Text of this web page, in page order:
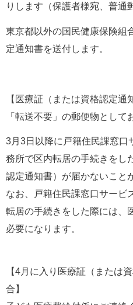
りします（保護者様宛、普通
東京都以外の国民健康保険組
定通知書を送付します。
【医療証（または資格認定
「転送不要」の郵便物として
3月3日以降に戸籍住民課窓口
務所で区内転居の手続きをし
認定通知書）が届かないこと
なお、戸籍住民課窓口サービ
転居の手続きをした際には、
必要になります。
【4月に入り医療証（または
合】